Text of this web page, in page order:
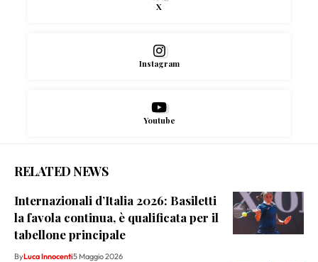
X
Instagram
Youtube
RELATED NEWS
Internazionali d’Italia 2026: Basiletti
la favola continua, è qualificata per il
tabellone principale
ByLuca Innocenti5 Maggio 2026